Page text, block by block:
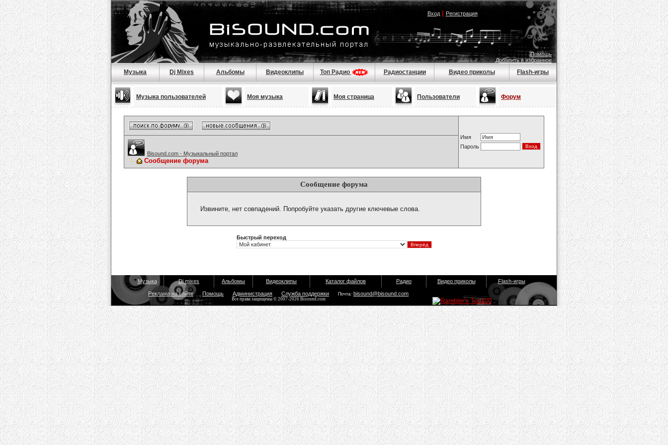
Вход| Регистрация
Помощь
Добавить в избранное
Музыка Dj Mixes Альбомы Видеоклипы Топ Радио Радиостанции Видео приколы Flash-игры
Музыка пользователей Моя музыка Моя страница Пользователи Форум
Имя
Пароль
Bisound.com - Музыкальный портал
Сообщение форума
Сообщение форума
Извините, нет совпадений. Попробуйте указать другие ключевые слова.
Быстрый переход
Музыка Dj mixes Альбомы Видеоклипы Каталог файлов Радио Видео приколы Flash-игры
Реклама на сайте Помощь Администрация Служба поддержки Почта: bisound@bisound.com
Все права защищены © 2007-2026 Bisound.com